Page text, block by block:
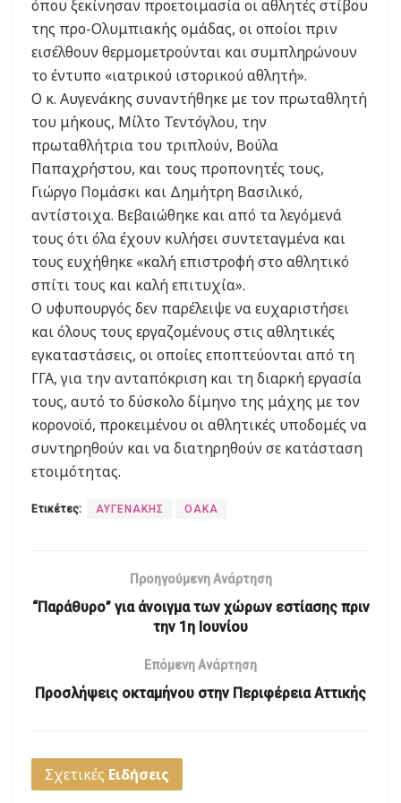
όπου ξεκίνησαν προετοιμασία οι αθλητές στίβου
της προ-Ολυμπιακής ομάδας, οι οποίοι πριν
εισέλθουν θερμομετρούνται και συμπληρώνουν
το έντυπο «ιατρικού ιστορικού αθλητή».
Ο κ. Αυγενάκης συναντήθηκε με τον πρωταθλητή
του μήκους, Μίλτο Τεντόγλου, την
πρωταθλήτρια του τριπλούν, Βούλα
Παπαχρήστου, και τους προπονητές τους,
Γιώργο Πομάσκι και Δημήτρη Βασιλικό,
αντίστοιχα. Βεβαιώθηκε και από τα λεγόμενά
τους ότι όλα έχουν κυλήσει συντεταγμένα και
τους ευχήθηκε «καλή επιστροφή στο αθλητικό
σπίτι τους και καλή επιτυχία».
Ο υφυπουργός δεν παρέλειψε να ευχαριστήσει
και όλους τους εργαζομένους στις αθλητικές
εγκαταστάσεις, οι οποίες εποπτεύονται από τη
ΓΓΑ, για την ανταπόκριση και τη διαρκή εργασία
τους, αυτό το δύσκολο δίμηνο της μάχης με τον
κορονοϊό, προκειμένου οι αθλητικές υποδομές να
συντηρηθούν και να διατηρηθούν σε κατάσταση
ετοιμότητας.
Ετικέτες: ΑΥΓΕΝΑΚΗΣ ΟΑΚΑ
Προηγούμενη Ανάρτηση
“Παράθυρο” για άνοιγμα των χώρων εστίασης πριν
την 1η Ιουνίου
Επόμενη Ανάρτηση
Προσλήψεις οκταμήνου στην Περιφέρεια Αττικής
Σχετικές Ειδήσεις